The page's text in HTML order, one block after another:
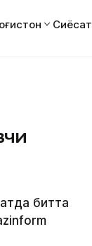
Сиёсат
битта